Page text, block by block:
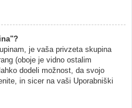
je vaša privzeta skupina
(oboje je vidno ostalim
dodeli možnost, da svojo
in sicer na vaši Uporabniški